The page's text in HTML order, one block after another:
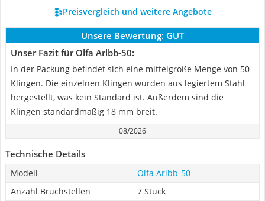
Preisvergleich und weitere Angebote
Unsere Bewertung: GUT
Unser Fazit für Olfa Arlbb-50:
In der Packung befindet sich eine mittelgroße Menge von 50
Klingen. Die einzelnen Klingen wurden aus legiertem Stahl
hergestellt, was kein Standard ist. Außerdem sind die
Klingen standardmäßig 18 mm breit.
08/2026
Technische Details
Modell
Olfa Arlbb-50
Anzahl Bruchstellen
7 Stück